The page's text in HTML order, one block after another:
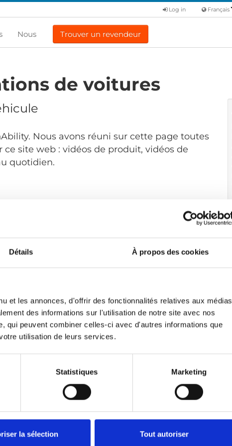
Détails À propos des cookies
et les annonces, d'offrir des fonctionnalités relatives aux médias
des informations sur l'utilisation de notre site avec nos
qui peuvent combiner celles-ci avec d'autres informations que
utilisation de leurs services.
Statistiques Marketing
la sélection Tout autoriser
Français
Log in
Nous Trouver un revendeur
de voitures
Nous avons réuni sur cette page toutes
site web : vidéos de produit, vidéos de
quotidien.
Commandé par: Date
1